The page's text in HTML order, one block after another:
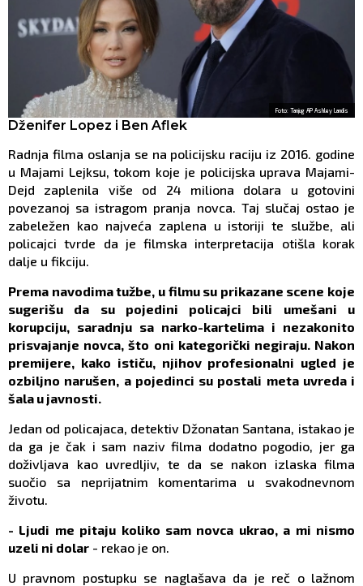
Foto: Tanjug AP Ashley Landis
Dženifer Lopez i Ben Aflek
Radnja filma oslanja se na policijsku raciju iz 2016. godine
u Majami Lejksu, tokom koje je policijska uprava Majami-
Dejd zaplenila više od 24 miliona dolara u gotovini
povezanoj sa istragom pranja novca. Taj slučaj ostao je
zabeležen kao najveća zaplena u istoriji te službe, ali
policajci tvrde da je filmska interpretacija otišla korak
dalje u fikciju.
Prema navodima tužbe, u filmu su prikazane scene koje
sugerišu da su pojedini policajci bili umešani u
korupciju, saradnju sa narko-kartelima i nezakonito
prisvajanje novca, što oni kategorički negiraju. Nakon
premijere, kako ističu, njihov profesionalni ugled je
ozbiljno narušen, a pojedinci su postali meta uvreda i
šala u javnosti.
Jedan od policajaca, detektiv Džonatan Santana, istakao je
da ga je čak i sam naziv filma dodatno pogodio, jer ga
doživljava kao uvredljiv, te da se nakon izlaska filma
suočio sa neprijatnim komentarima u svakodnevnom
životu.
- Ljudi me pitaju koliko sam novca ukrao, a mi nismo
uzeli ni dolar - rekao je on.
U pravnom postupku se naglašava da je reč o lažnom